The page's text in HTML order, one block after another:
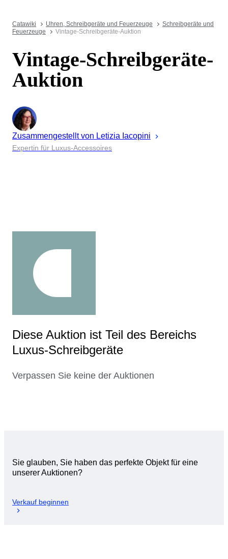
Catawiki Uhren, Schreibgeräte und Feuerzeuge
Schreibgeräte und
Feuerzeuge
Vintage-Schreibgeräte-Auktion
Vintage-Schreibgeräte-
Auktion
Zusammengestellt von Letizia Iacopini
Expertin für Luxus-Accessoires
Diese Auktion ist Teil des Bereichs
Luxus-Schreibgeräte
Verpassen Sie keine der Auktionen
Sie glauben, Sie haben das perfekte Objekt für eine
unserer Auktionen?
Verkauf beginnen